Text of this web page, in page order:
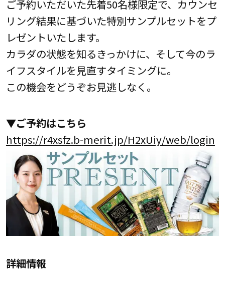
ご予約いただいた先着50名様限定で、カウンセ
リング結果に基づいた特別サンプルセットをプ
レゼントいたします。
カラダの状態を知るきっかけに、そして今のラ
イフスタイルを見直すタイミングに。
この機会をどうぞお見逃しなく。
▼ご予約はこちら
https://r4xsfz.b-merit.jp/H2xUiy/web/login
詳細情報